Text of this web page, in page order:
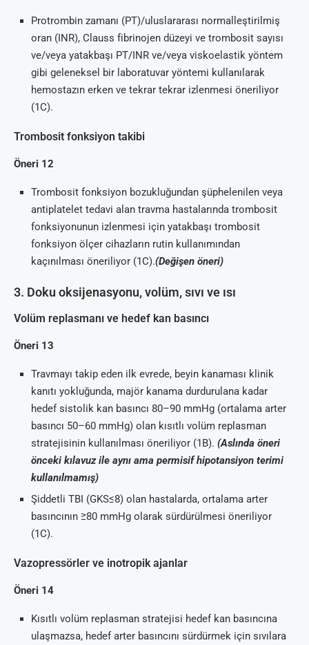
Protrombin zamanı (PT)/uluslararası normalleştirilmiş
oran (INR), Clauss fibrinojen düzeyi ve trombosit sayısı
ve/veya yatakbaşı PT/INR ve/veya viskoelastik yöntem
gibi geleneksel bir laboratuvar yöntemi kullanılarak
hemostazın erken ve tekrar tekrar izlenmesi öneriliyor
(1C).
Trombosit fonksiyon takibi
Öneri 12
Trombosit fonksiyon bozukluğundan şüphelenilen veya
antiplatelet tedavi alan travma hastalarında trombosit
fonksiyonunun izlenmesi için yatakbaşı trombosit
fonksiyon ölçer cihazların rutin kullanımından
kaçınılması öneriliyor (1C).(Değişen öneri)
3. Doku oksijenasyonu, volüm, sıvı ve ısı
Volüm replasmanı ve hedef kan basıncı
Öneri 13
Travmayı takip eden ilk evrede, beyin kanaması klinik
kanıtı yokluğunda, majör kanama durdurulana kadar
hedef sistolik kan basıncı 80–90 mmHg (ortalama arter
basıncı 50–60 mmHg) olan kısıtlı volüm replasman
stratejisinin kullanılması öneriliyor (1B). (Aslında öneri
önceki kılavuz ile aynı ama permisif hipotansiyon terimi
kullanılmamış)
Şiddetli TBI (GKS≤8) olan hastalarda, ortalama arter
basıncının ≥80 mmHg olarak sürdürülmesi öneriliyor
(1C).
Vazopressörler ve inotropik ajanlar
Öneri 14
Kısıtlı volüm replasman stratejisi hedef kan basıncına
ulaşmazsa, hedef arter basıncını sürdürmek için sıvılara